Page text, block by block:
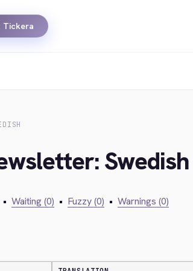
Tickera
Swedish
• Waiting (0) • Fuzzy (0) • Warnings (0)